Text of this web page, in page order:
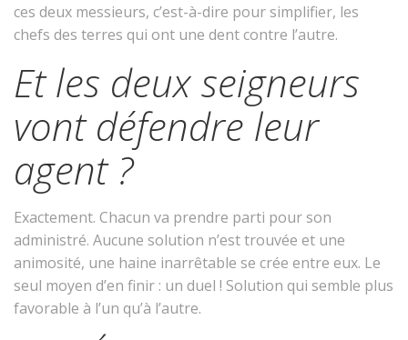
ces deux messieurs, c’est-à-dire pour simplifier, les
chefs des terres qui ont une dent contre l’autre.
Et les deux seigneurs
vont défendre leur
agent ?
Exactement. Chacun va prendre parti pour son
administré. Aucune solution n’est trouvée et une
animosité, une haine inarrêtable se crée entre eux. Le
seul moyen d’en finir : un duel ! Solution qui semble plus
favorable à l’un qu’à l’autre.